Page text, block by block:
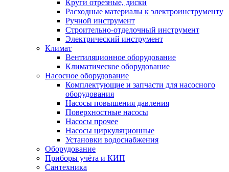
Круги отрезные, диски
Расходные материалы к электроинструменту
Ручной инструмент
Строительно-отделочный инструмент
Электрический инструмент
Климат
Вентиляционное оборудование
Климатическое оборудование
Насосное оборудование
Комплектующие и запчасти для насосного
оборудования
Насосы повышения давления
Поверхностные насосы
Насосы прочее
Насосы циркуляционные
Установки водоснабжения
Оборудование
Приборы учёта и КИП
Сантехника